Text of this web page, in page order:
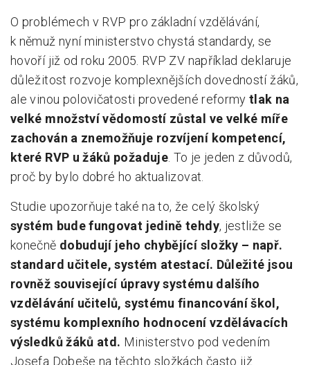
O problémech v RVP pro základní vzdělávání,
k němuž nyní ministerstvo chystá standardy, se
hovoří již od roku 2005. RVP ZV například deklaruje
důležitost rozvoje komplexnějších dovedností žáků,
ale vinou polovičatosti provedené reformy tlak na
velké množství vědomostí zůstal ve velké míře
zachován a znemožňuje rozvíjení kompetencí,
které RVP u žáků požaduje . To je jeden z důvodů,
proč by bylo dobré ho aktualizovat.
Studie upozorňuje také na to, že celý školský
systém bude fungovat jedině tehdy, jestliže se
konečně dobudují jeho chybějící složky – např.
standard učitele, systém atestací. Důležité jsou
rovněž související úpravy systému dalšího
vzdělávání učitelů, systému financování škol,
systému komplexního hodnocení vzdělávacích
výsledků žáků atd. Ministerstvo pod vedením
Josefa Dobeše na těchto složkách často již